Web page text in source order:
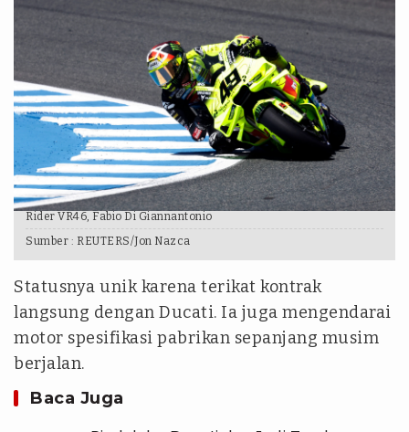
Rider VR46, Fabio Di Giannantonio
Sumber : REUTERS/Jon Nazca
Statusnya unik karena terikat kontrak
langsung dengan Ducati. Ia juga mengendarai
motor spesifikasi pabrikan sepanjang musim
berjalan.
Baca Juga